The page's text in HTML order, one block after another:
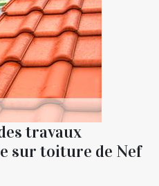
travaux
sur toiture de Nef